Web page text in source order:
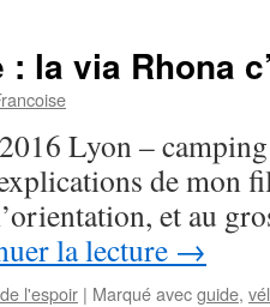
: la via Rhona
Lyon –
de mon
et au
la lecture →
l'espoir | Marqué avecguide,